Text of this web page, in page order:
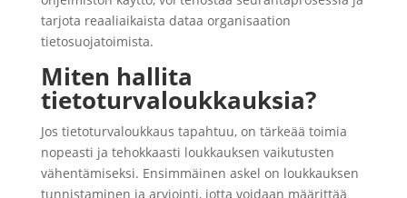
tarjota reaaliaikaista dataa organisaation
tietosuojatoimista.
Miten hallita
tietoturvaloukkauksia?
Jos tietoturvaloukkaus tapahtuu, on tärkeää toimia
nopeasti ja tehokkaasti loukkauksen vaikutusten
vähentämiseksi. Ensimmäinen askel on loukkauksen
tunnistaminen ja arviointi, jotta voidaan määrittää